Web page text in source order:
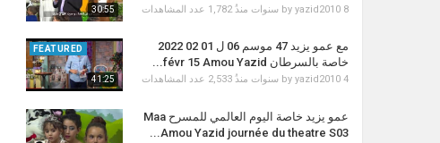
30:55 by yazid2010 8 سنوات منذُ 1,782 عدد المشاهدات
41:25
FEATURED
مع عمو يزيد 47 موسم 06 ل 01 02 2022
خاصة بالسرطان févr 15 Amou Yazid...
by yazid2010 4 سنوات منذُ 2,533 عدد المشاهدات
عمو يزيد خاصة اليوم العالمي للمسرح Maa
Amou Yazid journée du theatre S03...